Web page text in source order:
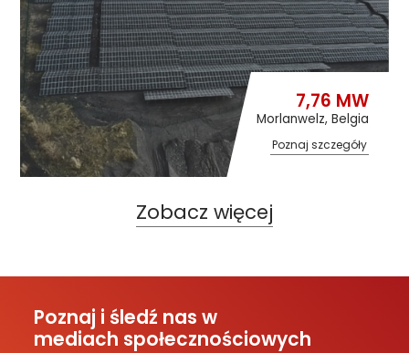
7,76 MW
Morlanwelz, Belgia
Poznaj szczegóły
Zobacz więcej
Poznaj i śledź nas w
mediach społecznościowych